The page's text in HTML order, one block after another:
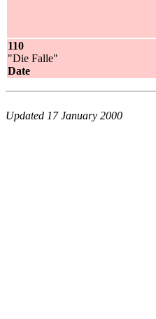
110
"Die Falle"
Date
Updated 17 January 2000